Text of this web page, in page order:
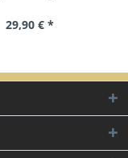
29,90 € *